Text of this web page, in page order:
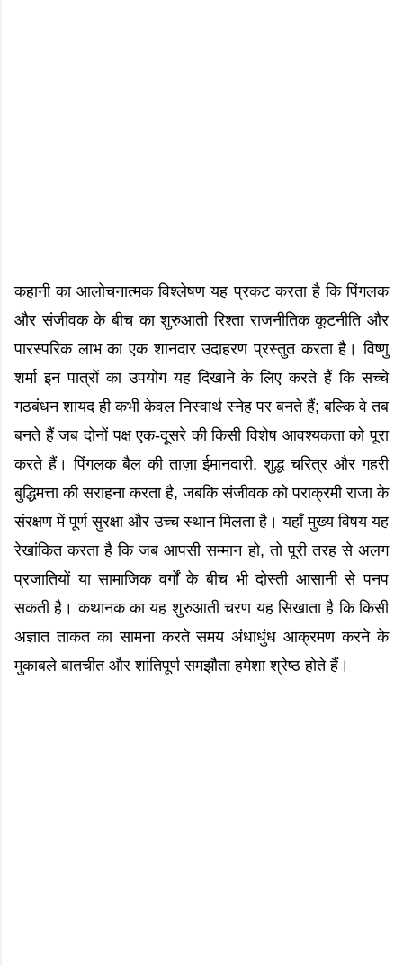
कहानी का आलोचनात्मक विश्लेषण यह प्रकट करता है कि पिंगलक
और संजीवक के बीच का शुरुआती रिश्ता राजनीतिक कूटनीति और
पारस्परिक लाभ का एक शानदार उदाहरण प्रस्तुत करता है। विष्णु
शर्मा इन पात्रों का उपयोग यह दिखाने के लिए करते हैं कि सच्चे
गठबंधन शायद ही कभी केवल निस्वार्थ स्नेह पर बनते हैं; बल्कि वे तब
बनते हैं जब दोनों पक्ष एक-दूसरे की किसी विशेष आवश्यकता को पूरा
करते हैं। पिंगलक बैल की ताज़ा ईमानदारी, शुद्ध चरित्र और गहरी
बुद्धिमत्ता की सराहना करता है, जबकि संजीवक को पराक्रमी राजा के
संरक्षण में पूर्ण सुरक्षा और उच्च स्थान मिलता है। यहाँ मुख्य विषय यह
रेखांकित करता है कि जब आपसी सम्मान हो, तो पूरी तरह से अलग
प्रजातियों या सामाजिक वर्गों के बीच भी दोस्ती आसानी से पनप
सकती है। कथानक का यह शुरुआती चरण यह सिखाता है कि किसी
अज्ञात ताकत का सामना करते समय अंधाधुंध आक्रमण करने के
मुकाबले बातचीत और शांतिपूर्ण समझौता हमेशा श्रेष्ठ होते हैं।